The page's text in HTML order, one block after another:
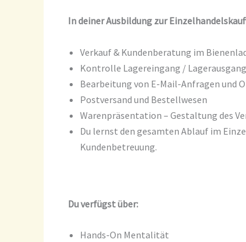
In deiner Ausbildung zur
Verkauf & Kundenberatung im
Kontrolle Lagereingang / Lagerausgang
Bearbeitung von E-Mail-Anfragen und
Postversand und Bestellwesen
Warenpräsentation – Gestaltung des
Du lernst den gesamten Ablauf im
Kundenbetreuung.
Du verfügst über:
Hands-On Mentalität